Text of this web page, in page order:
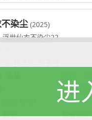
染尘 (2025)
浮世仙衣不染尘22
上映日期
暂无
豆瓣短评
进